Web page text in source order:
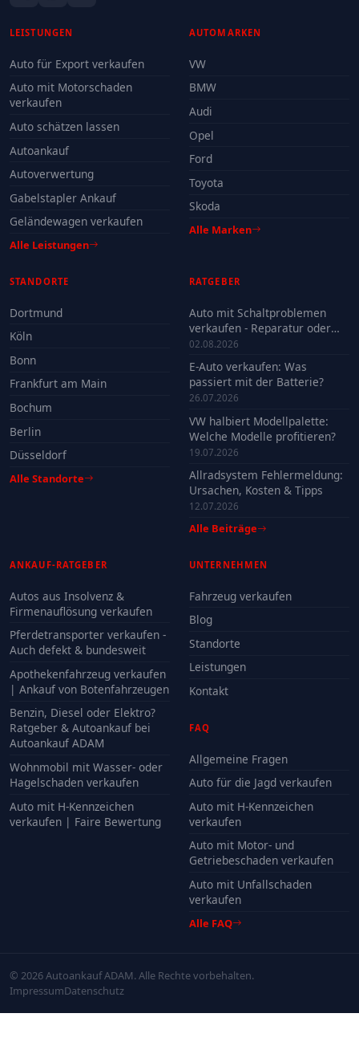
LEISTUNGEN
Auto für Export verkaufen
Auto mit Motorschaden
verkaufen
Auto schätzen lassen
Autoankauf
Autoverwertung
Gabelstapler Ankauf
Geländewagen verkaufen
Alle Leistungen
AUTOMARKEN
VW
BMW
Audi
Opel
Ford
Toyota
Skoda
Alle Marken
STANDORTE
Dortmund
Köln
Bonn
Frankfurt am Main
Bochum
Berlin
Düsseldorf
Alle Standorte
RATGEBER
Auto mit Schaltproblemen
verkaufen - Reparatur oder
Verkauf?
02.08.2026
E-Auto verkaufen: Was
passiert mit der Batterie?
26.07.2026
VW halbiert Modellpalette:
Welche Modelle profitieren?
19.07.2026
Allradsystem Fehlermeldung:
Ursachen, Kosten & Tipps
12.07.2026
Alle Beiträge
ANKAUF-RATGEBER
Autos aus Insolvenz &
Firmenauflösung verkaufen
Pferdetransporter verkaufen -
Auch defekt & bundesweit
Apothekenfahrzeug verkaufen
| Ankauf von Botenfahrzeugen
Benzin, Diesel oder Elektro?
Ratgeber & Autoankauf bei
Autoankauf ADAM
Wohnmobil mit Wasser- oder
Hagelschaden verkaufen
Auto mit H-Kennzeichen
verkaufen | Faire Bewertung
UNTERNEHMEN
Fahrzeug verkaufen
Blog
Standorte
Leistungen
Kontakt
FAQ
Allgemeine Fragen
Auto für die Jagd verkaufen
Auto mit H-Kennzeichen
verkaufen
Auto mit Motor- und
Getriebeschaden verkaufen
Auto mit Unfallschaden
verkaufen
Alle FAQ
© 2026 Autoankauf ADAM. Alle Rechte vorbehalten.
ImpressumDatenschutz